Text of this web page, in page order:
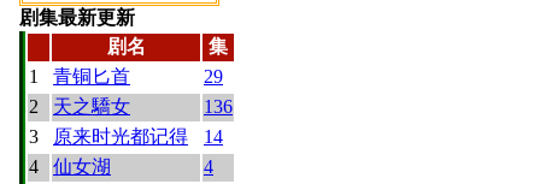
剧集最新更新
剧名
集
1
青铜匕首
29
2
天之驕女
136
3
原来时光都记得
14
4
仙女湖
4